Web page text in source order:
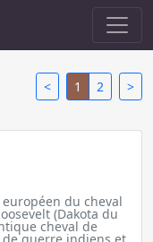
< 1 2 >
du cheval
(Dakota du
cheval de